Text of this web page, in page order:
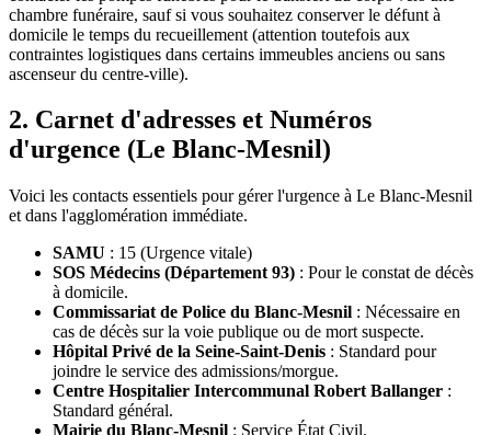
chambre funéraire, sauf si vous souhaitez conserver le défunt à
domicile le temps du recueillement (attention toutefois aux
contraintes logistiques dans certains immeubles anciens ou sans
ascenseur du centre-ville).
2. Carnet d'adresses et Numéros
d'urgence (Le Blanc-Mesnil)
Voici les contacts essentiels pour gérer l'urgence à Le Blanc-Mesnil
et dans l'agglomération immédiate.
SAMU : 15 (Urgence vitale)
SOS Médecins (Département 93) : Pour le constat de décès
à domicile.
Commissariat de Police du Blanc-Mesnil : Nécessaire en
cas de décès sur la voie publique ou de mort suspecte.
Hôpital Privé de la Seine-Saint-Denis : Standard pour
joindre le service des admissions/morgue.
Centre Hospitalier Intercommunal Robert Ballanger :
Standard général.
Mairie du Blanc-Mesnil : Service État Civil.